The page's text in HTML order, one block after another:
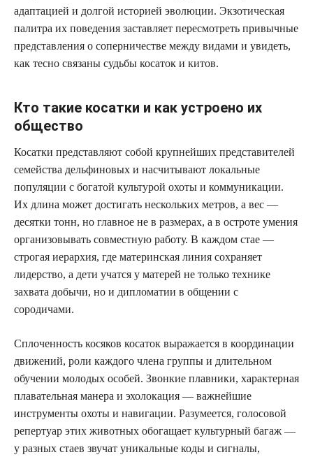
адаптацией и долгой историей эволюции. Экзотическая
палитра их поведения заставляет пересмотреть привычные
представления о соперничестве между видами и увидеть,
как тесно связаны судьбы косаток и китов.
Кто такие косатки и как устроено их
общество
Косатки представляют собой крупнейших представителей
семейства дельфиновых и насчитывают локальные
популяции с богатой культурой охоты и коммуникации.
Их длина может достигать нескольких метров, а вес —
десятки тонн, но главное не в размерах, а в остроте умения
организовывать совместную работу. В каждом стае —
строгая иерархия, где материнская линия сохраняет
лидерство, а дети учатся у матерей не только технике
захвата добычи, но и дипломатии в общении с
сородичами.
Сплоченность косяков косаток выражается в координации
движений, роли каждого члена группы и длительном
обучении молодых особей. Звонкие плавники, характерная
плавательная манера и эхолокация — важнейшие
инструменты охоты и навигации. Разумеется, голосовой
репертуар этих животных обогащает культурный багаж —
у разных стаев звучат уникальные коды и сигналы,